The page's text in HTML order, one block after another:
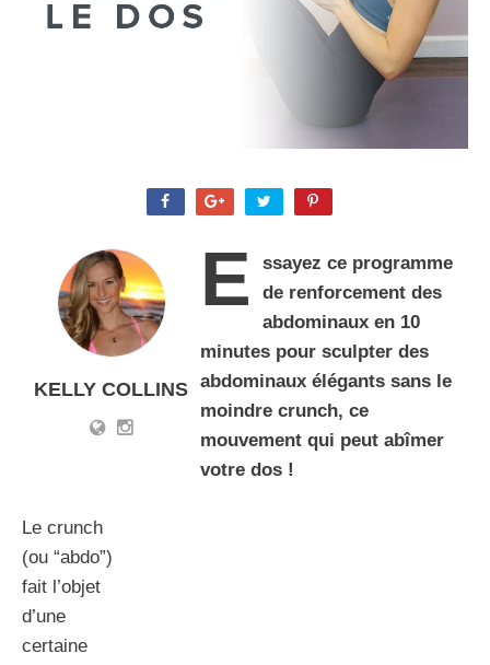
KELLY COLLINS
E
ssayez ce programme
de renforcement des
abdominaux en 10
minutes pour sculpter des
abdominaux élégants sans le
moindre crunch, ce
mouvement qui peut abîmer
votre dos !
Le crunch
(ou “abdo”)
fait l’objet
d’une
certaine